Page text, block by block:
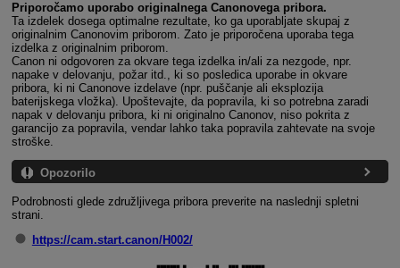
Priporočamo uporabo originalnega Canonovega pribora.
Ta izdelek dosega optimalne rezultate, ko ga uporabljate skupaj z
originalnim Canonovim priborom. Zato je priporočena uporaba tega
izdelka z originalnim priborom.
Canon ni odgovoren za okvare tega izdelka in/ali za nezgode, npr.
napake v delovanju, požar itd., ki so posledica uporabe in okvare
pribora, ki ni Canonove izdelave (npr. puščanje ali eksplozija
baterijskega vložka). Upoštevajte, da popravila, ki so potrebna zaradi
napak v delovanju pribora, ki ni originalno Canonov, niso pokrita z
garancijo za popravila, vendar lahko taka popravila zahtevate na svoje
stroške.
Opozorilo
Podrobnosti glede združljivega pribora preverite na naslednji spletni
strani.
https://cam.start.canon/H002/